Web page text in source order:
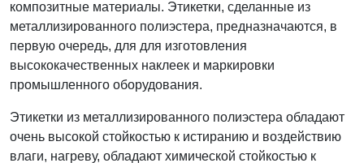
композитные материалы. Этикетки, сделанные из
металлизированного полиэстера, предназначаются, в
первую очередь, для для изготовления
высококачественных наклеек и маркировки
промышленного оборудования.
Этикетки из металлизированного полиэстера обладают
очень высокой стойкостью к истиранию и воздействию
влаги, нагреву, обладают химической стойкостью к